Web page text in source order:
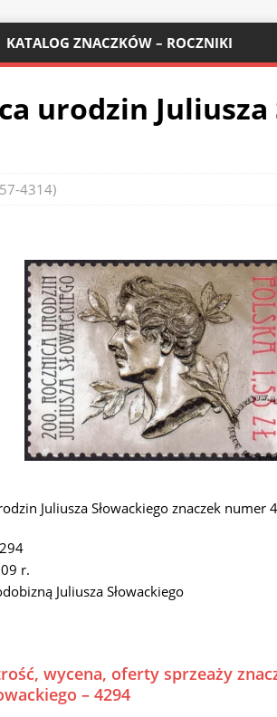
KATALOG ZNACZKÓW – ROCZNIKI
urodzin Juliusza
4314)
Juliusza Słowackiego znaczek numer
r.
Juliusza Słowackiego
wycena, oferty sprzeaży
– 4294